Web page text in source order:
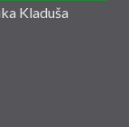
Kladuša